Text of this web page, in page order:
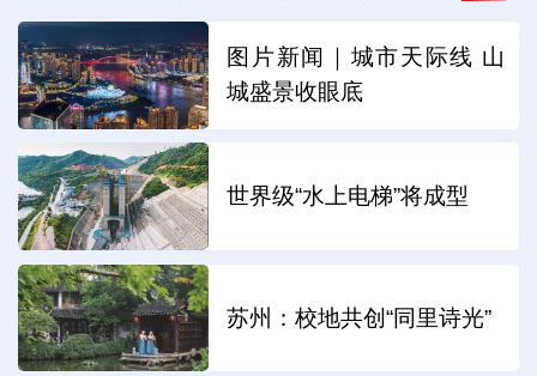
图片新闻｜城市天际线 山
城盛景收眼底
世界级“水上电梯”将成型
苏州：校地共创“同里诗光”